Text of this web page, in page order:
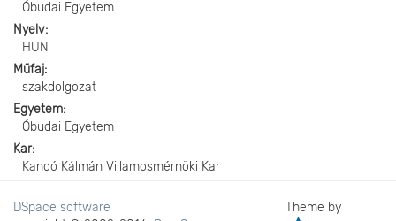
Óbudai Egyetem
Nyelv
HUN
Műfaj
szakdolgozat
Egyetem
Óbudai Egyetem
Kar
Kandó Kálmán Villamosmérnöki Kar
DSpace software
Theme by